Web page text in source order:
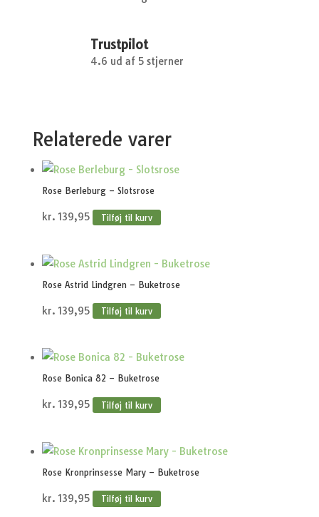
Trustpilot
4.6 ud af 5 stjerner
Relaterede varer
Rose Berleburg – Slotsrose
kr. 139,95 Tilføj til kurv
Rose Astrid Lindgren – Buketrose
kr. 139,95 Tilføj til kurv
Rose Bonica 82 – Buketrose
kr. 139,95 Tilføj til kurv
Rose Kronprinsesse Mary – Buketrose
kr. 139,95 Tilføj til kurv